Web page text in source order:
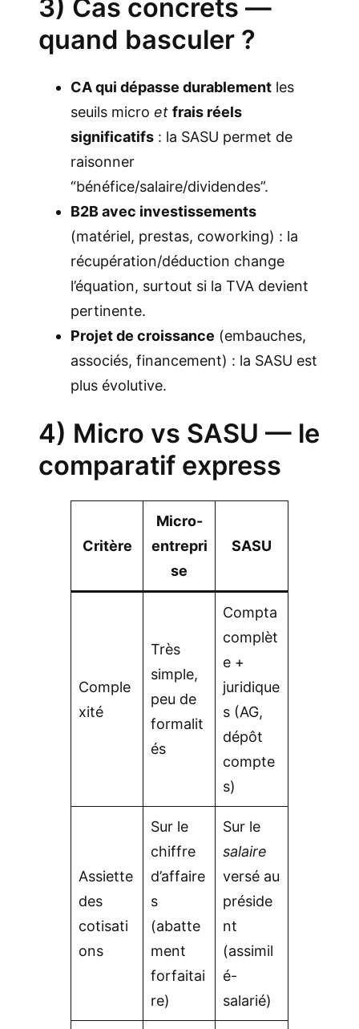
3) Cas concrets —
quand basculer ?
CA qui dépasse durablement les
seuils micro et frais réels
significatifs : la SASU permet de
raisonner
“bénéfice/salaire/dividendes”.
B2B avec investissements
(matériel, prestas, coworking) : la
récupération/déduction change
l’équation, surtout si la TVA devient
pertinente.
Projet de croissance (embauches,
associés, financement) : la SASU est
plus évolutive.
4) Micro vs SASU — le
comparatif express
Critère
Micro-
entrepri
se
SASU
Comple
xité
Très
simple,
peu de
formalit
és
Compta
complèt
e +
juridique
s (AG,
dépôt
compte
s)
Assiette
des
cotisati
ons
Sur le
chiffre
d’affaire
s
(abatte
ment
forfaitai
re)
Sur le
salaire
versé au
préside
nt
(assimil
é-
salarié)